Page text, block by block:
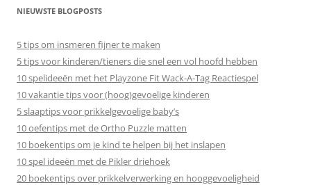
NIEUWSTE BLOGPOSTS
5 tips om insmeren fijner te maken
5 tips voor kinderen/tieners die snel een vol hoofd hebben
10 spelideeën met het Playzone Fit Wack-A-Tag Reactiespel
10 vakantie tips voor (hoog)gevoelige kinderen
5 slaaptips voor prikkelgevoelige baby’s
10 oefentips met de Ortho Puzzle matten
10 boekentips om je kind te helpen bij het inslapen
10 spel ideeën met de Pikler driehoek
20 boekentips over prikkelverwerking en hooggevoeligheid